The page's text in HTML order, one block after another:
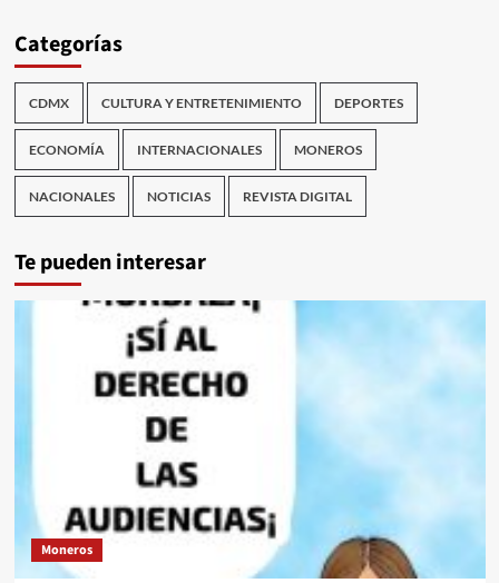
Categorías
CDMX CULTURA Y ENTRETENIMIENTO DEPORTES
ECONOMÍA INTERNACIONALES MONEROS
NACIONALES NOTICIAS REVISTA DIGITAL
Te pueden interesar
Moneros